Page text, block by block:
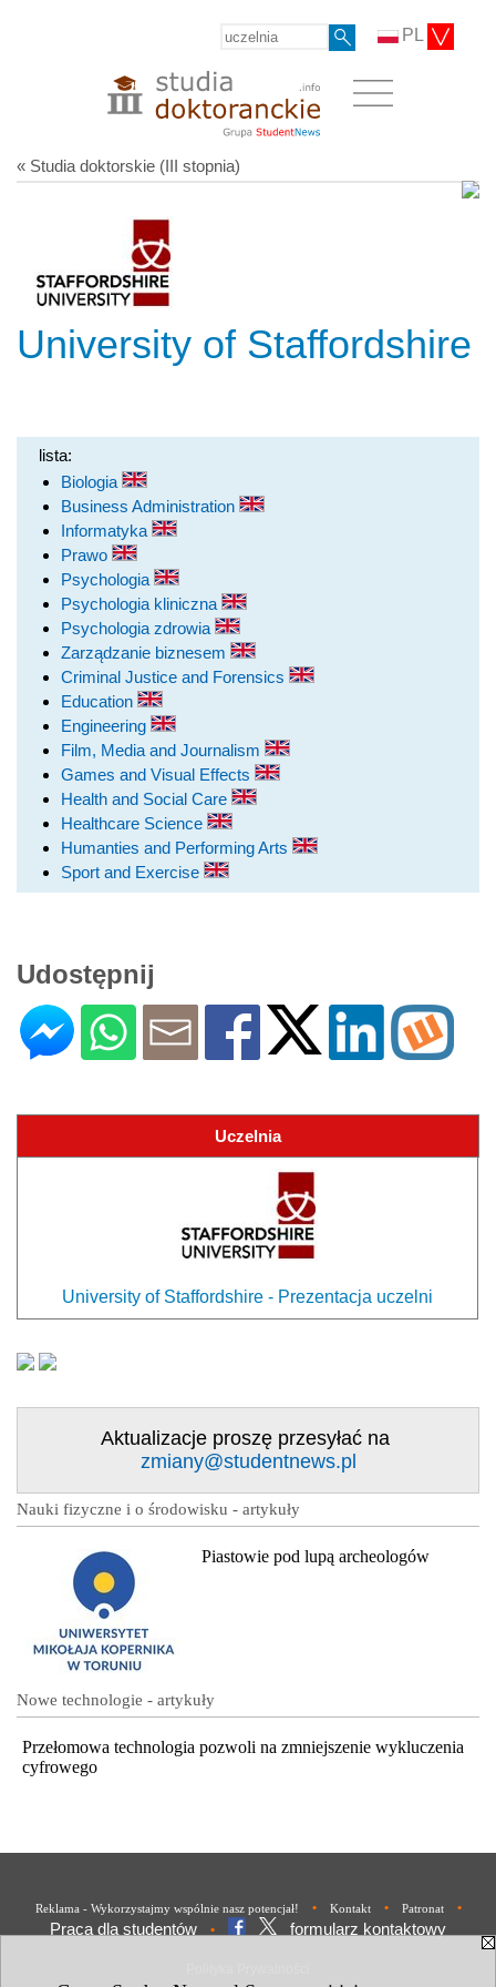
PL
« Studia doktorskie (III stopnia)
University of Staffordshire
lista:
Biologia
Business Administration
Informatyka
Prawo
Psychologia
Psychologia kliniczna
Psychologia zdrowia
Zarządzanie biznesem
Criminal Justice and Forensics
Education
Engineering
Film, Media and Journalism
Games and Visual Effects
Health and Social Care
Healthcare Science
Humanties and Performing Arts
Sport and Exercise
Udostępnij
Uczelnia
University of Staffordshire - Prezentacja uczelni
Aktualizacje proszę przesyłać na
zmiany@studentnews.pl
Nauki fizyczne i o środowisku - artykuły
Piastowie pod lupą archeologów
Nowe technologie - artykuły
Przełomowa technologia pozwoli na zmniejszenie wykluczenia
cyfrowego
Reklama - Wykorzystajmy wspólnie nasz potencjał! • Kontakt • Patronat •
Praca dla studentów • formularz kontaktowy